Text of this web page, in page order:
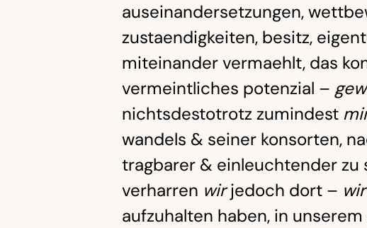
auseinandersetzungen,
zustaendigkeiten, besitz,
miteinander vermaehlt, das
vermeintliches potenzial –
nichtsdestotrotz zumindest
wandels & seiner konsorten,
tragbarer & einleuchtender zu
verharren wirjedoch dort – wir
aufzuhalten haben, in